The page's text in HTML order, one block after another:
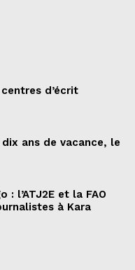
centres d’écrit
ans de vacance, le
: l’ATJ2E et la FAO
à Kara